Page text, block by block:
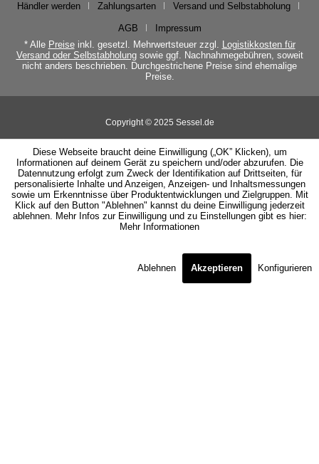
Händler werden Zahlungsarten Versand und Selbstabholung
AGB
Impressum
* Alle Preiseinkl. gesetzl. Mehrwertsteuer zzgl. Logistikkosten für
Versand oder Selbstabholungsowie ggf. Nachnahmegebühren, soweit
nicht anders beschrieben. Durchgestrichene Preise sind ehemalige
Preise.
Copyright © 2025 Sessel.de
Diese Webseite braucht deine Einwilligung („OK” Klicken), um
Informationen auf deinem Gerät zu speichern und/oder abzurufen. Die
Datennutzung erfolgt zum Zweck der Identifikation auf Drittseiten, für
personalisierte Inhalte und Anzeigen, Anzeigen- und Inhaltsmessungen
sowie um Erkenntnisse über Produktentwicklungen und Zielgruppen. Mit
Klick auf den Button "Ablehnen" kannst du deine Einwilligung jederzeit
ablehnen. Mehr Infos zur Einwilligung und zu Einstellungen gibt es hier:
Mehr Informationen
Ablehnen Akzeptieren Konfigurieren